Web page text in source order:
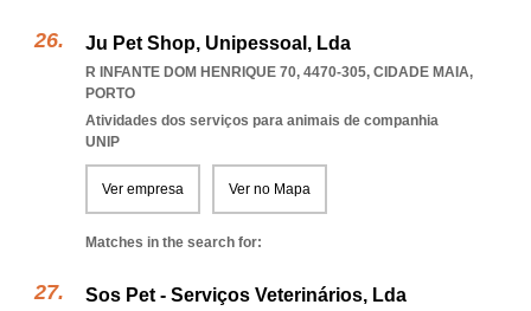
Ju Pet Shop, Unipessoal, Lda
R INFANTE DOM HENRIQUE 70, 4470-305, CIDADE MAIA,
PORTO
Atividades dos serviços para animais de companhia
UNIP
Ver empresa Ver no Mapa
Matches in the search for:
Sos Pet - Serviços Veterinários, Lda